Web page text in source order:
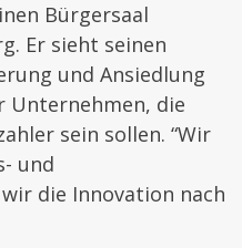
Bürgersaal
Er sieht seinen
und Ansiedlung
Unternehmen, die
sein sollen. “Wir
und
die Innovation nach